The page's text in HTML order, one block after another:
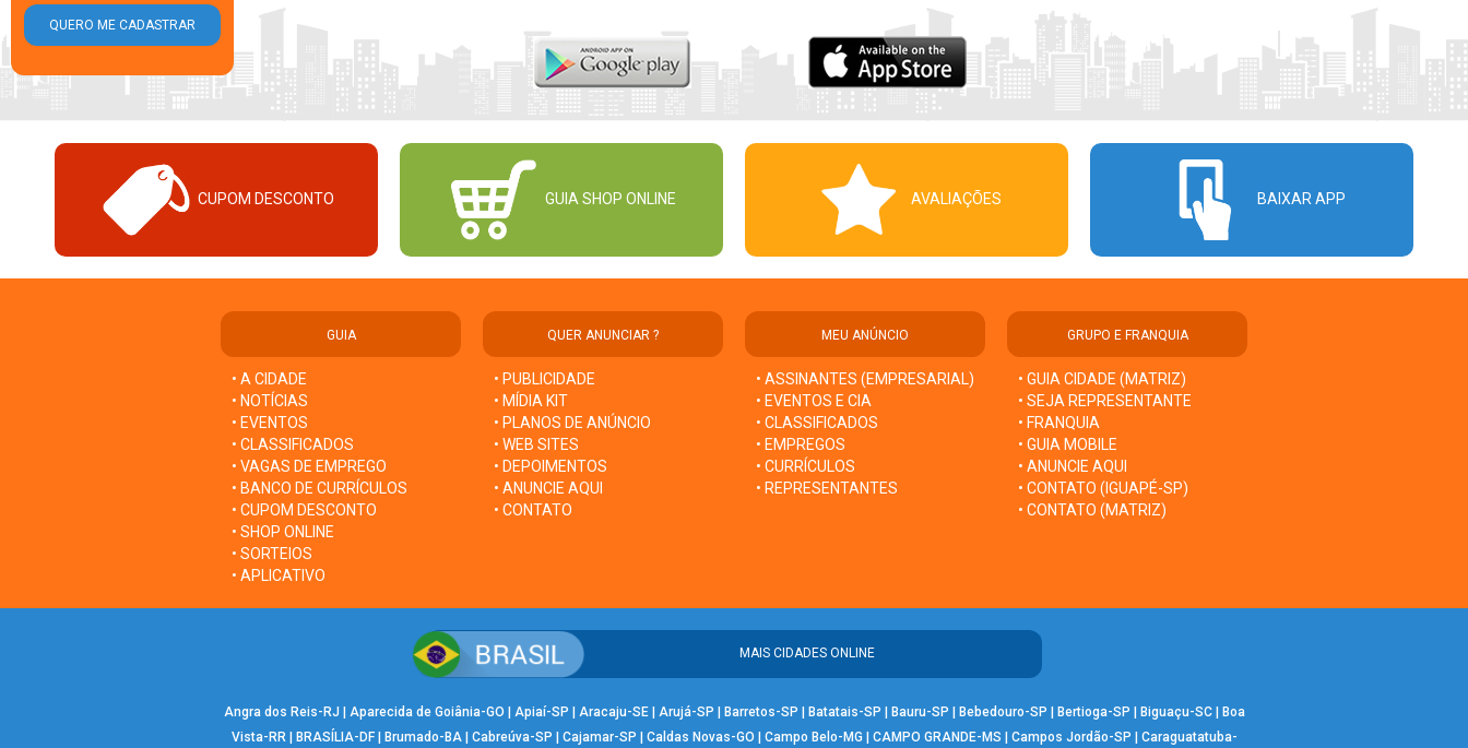
CUPOM DESCONTO GUIA SHOP ONLINE AVALIAÇÕES BAIXAR APP
GUIA
• A CIDADE
• NOTÍCIAS
• EVENTOS
• CLASSIFICADOS
• VAGAS DE EMPREGO
• BANCO DE CURRÍCULOS
• CUPOM DESCONTO
• SHOP ONLINE
• SORTEIOS
• APLICATIVO
QUER ANUNCIAR ?
• PUBLICIDADE
• MÍDIA KIT
• PLANOS DE ANÚNCIO
• WEB SITES
• DEPOIMENTOS
• ANUNCIE AQUI
• CONTATO
MEU ANÚNCIO
• ASSINANTES (EMPRESARIAL)
• EVENTOS E CIA
• CLASSIFICADOS
• EMPREGOS
• CURRÍCULOS
• REPRESENTANTES
GRUPO E FRANQUIA
• GUIA CIDADE (MATRIZ)
• SEJA REPRESENTANTE
• FRANQUIA
• GUIA MOBILE
• ANUNCIE AQUI
• CONTATO (IGUAPÉ-SP)
• CONTATO (MATRIZ)
MAIS CIDADES ONLINE
Angra dos Reis-RJ | Aparecida de Goiânia-GO | Apiaí-SP | Aracaju-SE| Arujá-SP | Barretos-SP | Batatais-SP | Bauru-SP | Bebedouro-SP | Bertioga-SP | Biguaçu-SC| Boa
Vista-RR | BRASÍLIA-DF| Brumado-BA| Cabreúva-SP | Cajamar-SP | Caldas Novas-GO | Campo Belo-MG | CAMPO GRANDE-MS | Campos Jordão-SP | Caraguatatuba-